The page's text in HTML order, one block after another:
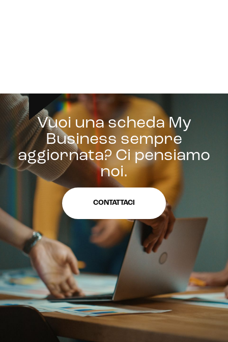
Vuoi una scheda My
Business sempre
aggiornata? Ci pensiamo
noi.
CONTATTACI